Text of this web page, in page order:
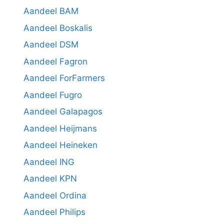
Aandeel BAM
Aandeel Boskalis
Aandeel DSM
Aandeel Fagron
Aandeel ForFarmers
Aandeel Fugro
Aandeel Galapagos
Aandeel Heijmans
Aandeel Heineken
Aandeel ING
Aandeel KPN
Aandeel Ordina
Aandeel Philips